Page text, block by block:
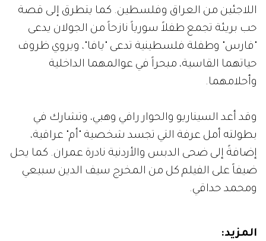
اللاجئين من العراق وفلسطين. كما يتطرق إلى قصة
حب بريئة تجمع طفلاً سورياً نازحاً من الجولان يدعى
"فارس" وطفلة فلسطينية تدعى "يافا"، ويروي ظروف
حياتهما القاسية، مبحراً في عوالمهما الداخلية
وأحلامهما.
وقد أعد السيناريو والحوار رافي وهبي، وتشارك في
بطولته أمل عرفة التي تجسد شخصية "أم" عراقية،
إضافةً إلى ضحى الدبس والأردنية نادرة عمران. كما يحل
ضيفاً على الفيلم كل من المخرج سيف الدين سبيعي
ومحمد حداقي.
المزيد: